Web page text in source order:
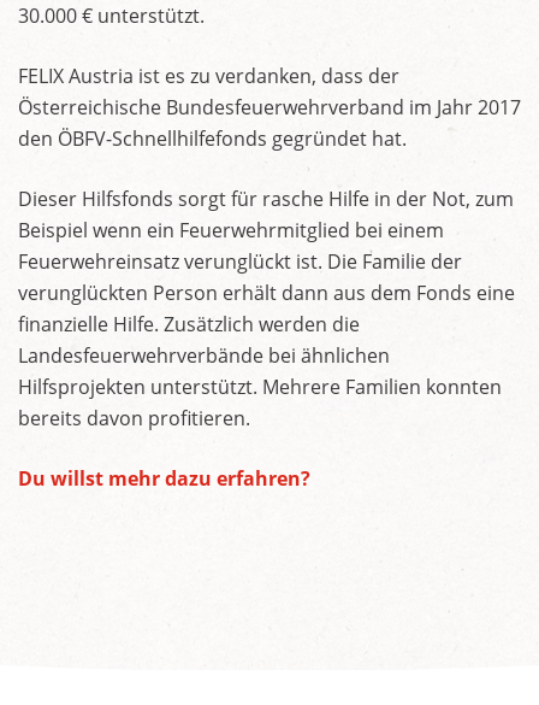
30.000 € unterstützt.
FELIX Austria ist es zu verdanken, dass der
Österreichische Bundesfeuerwehrverband im Jahr 2017
den ÖBFV-Schnellhilfefonds gegründet hat.
Dieser Hilfsfonds sorgt für rasche Hilfe in der Not, zum
Beispiel wenn ein Feuerwehrmitglied bei einem
Feuerwehreinsatz verunglückt ist. Die Familie der
verunglückten Person erhält dann aus dem Fonds eine
finanzielle Hilfe. Zusätzlich werden die
Landesfeuerwehrverbände bei ähnlichen
Hilfsprojekten unterstützt. Mehrere Familien konnten
bereits davon profitieren.
Du willst mehr dazu erfahren?